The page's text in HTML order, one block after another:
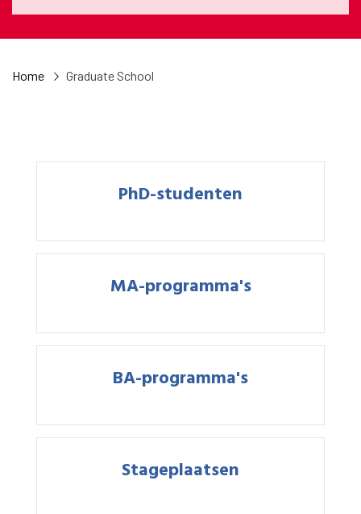
Home Graduate School
PhD-studenten
MA-programma's
BA-programma's
Stageplaatsen